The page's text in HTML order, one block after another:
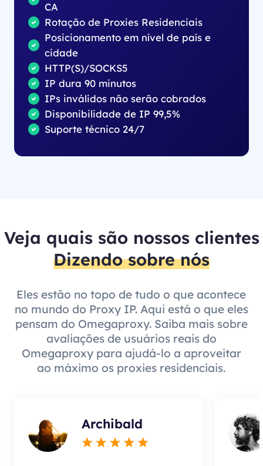
CA
Rotação de Proxies Residenciais
Posicionamento em nível de país e
cidade
HTTP(S)/SOCKS5
IP dura 90 minutos
IPs inválidos não serão cobrados
Disponibilidade de IP 99,5%
Suporte técnico 24/7
Veja quais são nossos clientes
Dizendo sobre nós
Eles estão no topo de tudo o que acontece
no mundo do Proxy IP. Aqui está o que eles
pensam do Omegaproxy. Saiba mais sobre
avaliações de usuários reais do
Omegaproxy para ajudá-lo a aproveitar
ao máximo os proxies residenciais.
Archibald